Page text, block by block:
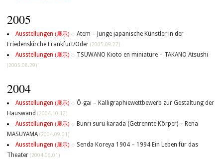
2005
Ausstellungen (展示) ◇ Atem – Junge japanische Künstler in der
Friedenskirche Frankfurt/Oder (2005.09.27)
Ausstellungen (展示) ◇ TSUWANO Kioto en miniature – TAKANO Atsushi
(2005.08.29)
2004
Ausstellungen (展示) ◇ Ô-gai – Kalligraphiewettbewerb zur Gestaltung der
Hauswand (2004.10.12)
Ausstellungen (展示) ◇ Bunri suru karada (Getrennte Körper) – Rena
MASUYAMA(2004.09.01)
Ausstellungen (展示) ◇ Senda Koreya 1904 – 1994 Ein Leben für das
Theater (2004.06.01)